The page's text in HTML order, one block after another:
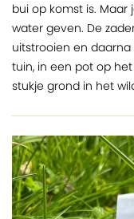
bui op komst is.
water geven. De
uitstrooien en daarna
tuin, in een pot op
stukje grond in het